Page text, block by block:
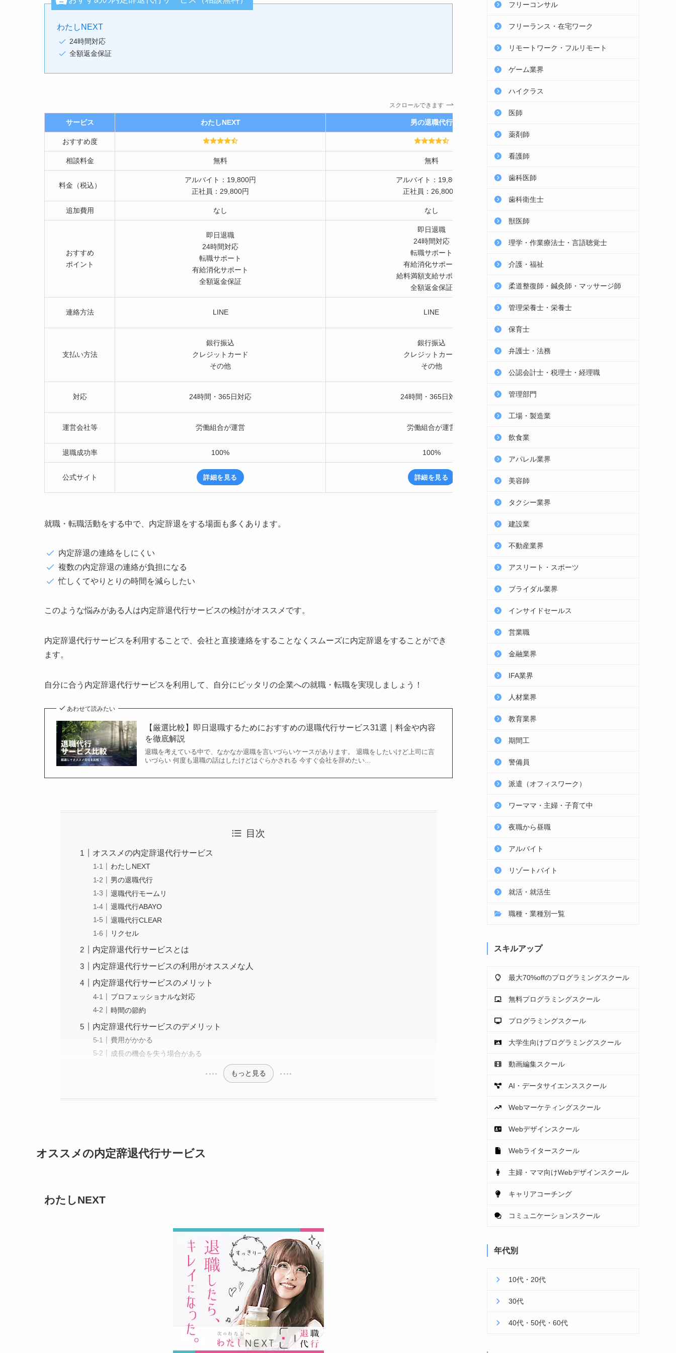
わたしNEXT
24時間対応
全額返金保証
スクロールできます
サービス わたしNEXT 男の退職代行
おすすめ度
相談料金 無料 無料
料金（税込）
アルバイト：19,800円
正社員：29,800円
アルバイト：19,800円
正社員：26,800円
追加費用 なし なし
おすすめ
ポイント
即日退職
24時間対応
転職サポート
有給消化サポート
全額返金保証
即日退職
24時間対応
転職サポート
有給消化サポート
給料満額支給サポート
全額返金保証
連絡方法 LINE LINE
支払い方法
銀行振込
クレジットカード
その他
銀行振込
クレジットカード
その他
対応 24時間・365日対応 24時間・365日対応
運営会社等 労働組合が運営 労働組合が運営
退職成功率 100% 100%
公式サイト 詳細を見る 詳細を見る
就職・転職活動をする中で、内定辞退をする場面も多くあります。
内定辞退の連絡をしにくい
複数の内定辞退の連絡が負担になる
忙しくてやりとりの時間を減らしたい
このような悩みがある人は内定辞退代行サービスの検討がオススメです。
内定辞退代行サービスを利用することで、会社と直接連絡をすることなくスムーズに内定辞退をすることができ
ます。
自分に合う内定辞退代行サービスを利用して、自分にピッタリの企業への就職・転職を実現しましょう！
あわせて読みたい
【厳選比較】即日退職するためにおすすめの退職代行サービス31選｜料金や内容
を徹底解説
退職を考えている中で、なかなか退職を言いづらいケースがあります。 退職をしたいけど上司に言
いづらい 何度も退職の話はしたけどはぐらかされる 今すぐ会社を辞めたい…
目次
オススメの内定辞退代行サービス
わたしNEXT
男の退職代行
退職代行モームリ
退職代行ABAYO
退職代行CLEAR
リクセル
内定辞退代行サービスとは
内定辞退代行サービスの利用がオススメな人
内定辞退代行サービスのメリット
プロフェッショナルな対応
時間の節約
内定辞退代行サービスのデメリット
費用がかかる
成長の機会を失う場合がある
もっと見る
オススメの内定辞退代行サービス
わたしNEXT
フリーコンサル
フリーランス・在宅ワーク
リモートワーク・フルリモート
ゲーム業界
ハイクラス
医師
薬剤師
看護師
歯科医師
歯科衛生士
獣医師
理学・作業療法士・言語聴覚士
介護・福祉
柔道整復師・鍼灸師・マッサージ師
管理栄養士・栄養士
保育士
弁護士・法務
公認会計士・税理士・経理職
管理部門
工場・製造業
飲食業
アパレル業界
美容師
タクシー業界
建設業
不動産業界
アスリート・スポーツ
ブライダル業界
インサイドセールス
営業職
金融業界
IFA業界
人材業界
教育業界
期間工
警備員
派遣（オフィスワーク）
ワーママ・主婦・子育て中
夜職から昼職
アルバイト
リゾートバイト
就活・就活生
職種・業種別一覧
スキルアップ
最大70%offのプログラミングスクール
無料プログラミングスクール
プログラミングスクール
大学生向けプログラミングスクール
動画編集スクール
AI・データサイエンススクール
Webマーケティングスクール
Webデザインスクール
Webライタースクール
主婦・ママ向けWebデザインスクール
キャリアコーチング
コミュニケーションスクール
年代別
10代・20代
30代
40代・50代・60代